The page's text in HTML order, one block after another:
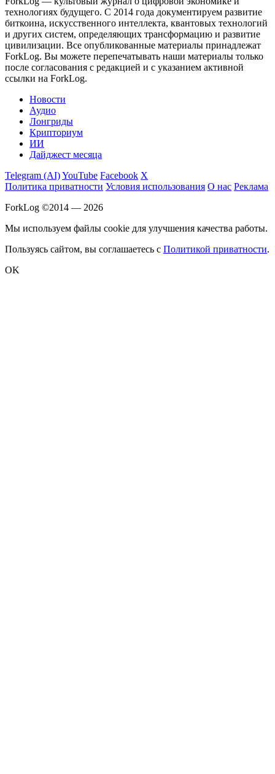
технологиях будущего. С 2014 года документируем развитие
биткоина, искусственного интеллекта, квантовых технологий
и других систем, определяющих трансформацию и развитие
цивилизации. Все опубликованные материалы принадлежат
ForkLog. Вы можете перепечатывать наши материалы только
после согласования с редакцией и с указанием активной
ссылки на ForkLog.
Новости
Аудио
Лонгриды
Крипториум
ИИ
Дайджест месяца
Telegram (AI)YouTube Facebook X
Политика приватности Условия использования О нас Реклама
ForkLog ©2014 — 2026
Мы используем файлы cookie для улучшения качества работы.
Пользуясь сайтом, вы соглашаетесь с Политикой приватности.
OK